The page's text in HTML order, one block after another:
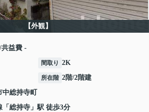
【外観】
共益費 -
間取り 2K
所在階 2階/2階建
中総持寺町
「 総持寺 」駅 徒歩3分